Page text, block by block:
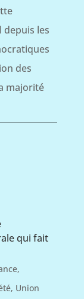
depuis les
des
majorité
qui fait
,
, Union